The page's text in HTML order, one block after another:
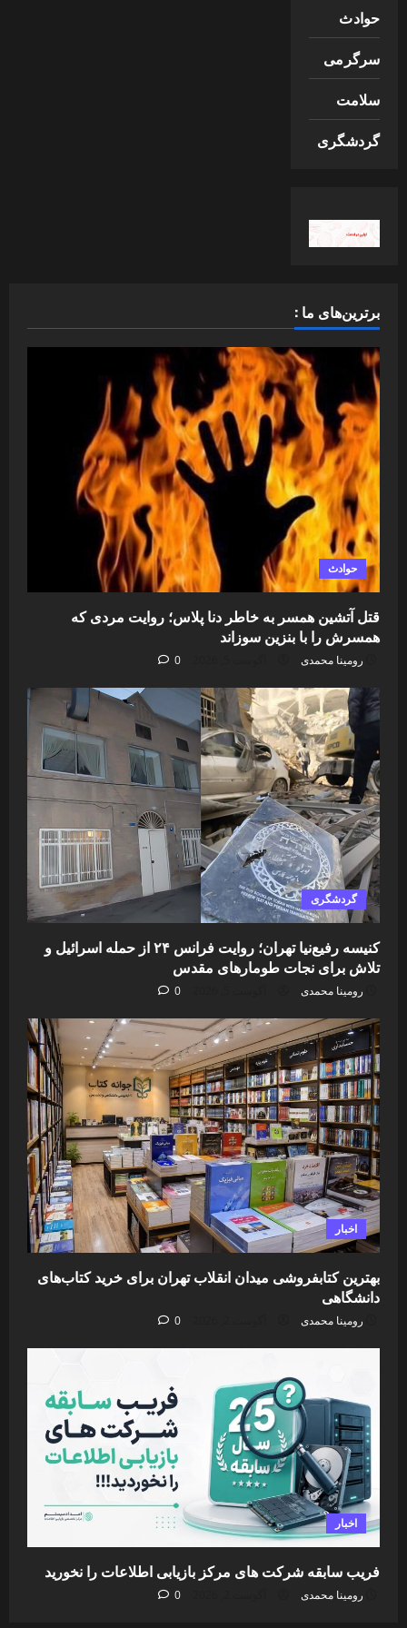
حوادث
سرگرمی
سلامت
گردشگری
برترین‌های ما :
حوادث
قتل آتشین همسر به خاطر دنا پلاس؛ روایت مردی که
همسرش را با بنزین سوزاند
رومینا محمدی 0
گردشگری
کنیسه رفیع‌نیا تهران؛ روایت فرانس ۲۴ از حمله اسرائیل و
تلاش برای نجات طومارهای مقدس
رومینا محمدی 0
اخبار
بهترین کتابفروشی میدان انقلاب تهران برای خرید کتاب‌های
دانشگاهی
رومینا محمدی 0
اخبار
فریب سابقه شرکت های مرکز بازیابی اطلاعات را نخورید
رومینا محمدی 0